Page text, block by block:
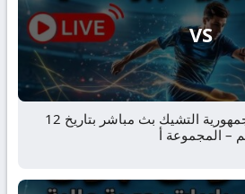
VS
مباراة كوريا الجنوبية و جمهورية التشيك بث مباشر بتاريخ 12